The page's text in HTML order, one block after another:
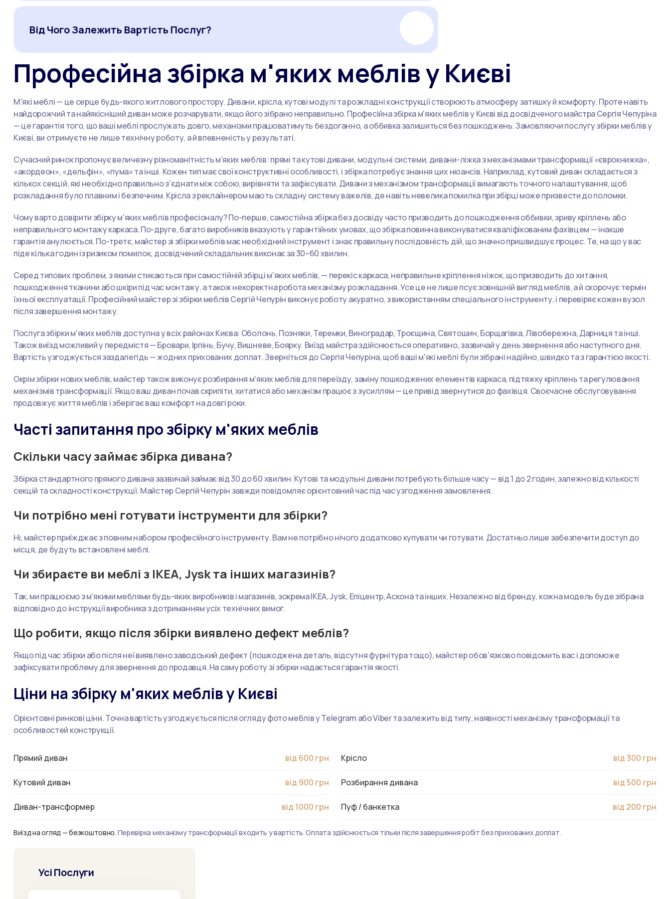
Від Чого Залежить Вартість Послуг?
Професійна збірка м'яких меблів у Києві
М'які меблі — це серце будь-якого житлового простору. Дивани, крісла, кутові модулі та розкладні конструкції створюють атмосферу затишку й комфорту. Проте навіть
найдорожчий та найякісніший диван може розчарувати, якщо його зібрано неправильно. Професійна збірка м'яких меблів у Києві від досвідченого майстра Сергія Чепуріна
— це гарантія того, що ваші меблі прослужать довго, механізми працюватимуть бездоганно, а оббивка залишиться без пошкоджень. Замовляючи послугу збірки меблів у
Києві, ви отримуєте не лише технічну роботу, а й впевненість у результаті.
Сучасний ринок пропонує величезну різноманітність м'яких меблів: прямі та кутові дивани, модульні системи, дивани-ліжка з механізмами трансформації «єврокнижка»,
«акордеон», «дельфін», «пума» та інші. Кожен тип має свої конструктивні особливості, і збірка потребує знання цих нюансів. Наприклад, кутовий диван складається з
кількох секцій, які необхідно правильно з'єднати між собою, вирівняти та зафіксувати. Дивани з механізмом трансформації вимагають точного налаштування, щоб
розкладання було плавним і безпечним. Крісла з реклайнером мають складну систему важелів, де навіть невелика помилка при збірці може призвести до поломки.
Чому варто довірити збірку м'яких меблів професіоналу? По-перше, самостійна збірка без досвіду часто призводить до пошкодження оббивки, зриву кріплень або
неправильного монтажу каркаса. По-друге, багато виробників вказують у гарантійних умовах, що збірка повинна виконуватися кваліфікованим фахівцем — інакше
гарантія анулюється. По-третє, майстер зі збірки меблів має необхідний інструмент і знає правильну послідовність дій, що значно пришвидшує процес. Те, на що у вас
піде кілька годин із ризиком помилок, досвідчений складальник виконає за 30–60 хвилин.
Серед типових проблем, з якими стикаються при самостійній збірці м'яких меблів, — перекіс каркаса, неправильне кріплення ніжок, що призводить до хитання,
пошкодження тканини або шкіри під час монтажу, а також некоректна робота механізму розкладання. Усе це не лише псує зовнішній вигляд меблів, а й скорочує термін
їхньої експлуатації. Професійний майстер зі збірки меблів Сергій Чепурін виконує роботу акуратно, з використанням спеціального інструменту, і перевіряє кожен вузол
після завершення монтажу.
Послуга збірки м'яких меблів доступна у всіх районах Києва: Оболонь, Позняки, Теремки, Виноградар, Троєщина, Святошин, Борщагівка, Лівобережна, Дарниця та інші.
Також виїзд можливий у передмістя — Бровари, Ірпінь, Бучу, Вишневе, Боярку. Виїзд майстра здійснюється оперативно, зазвичай у день звернення або наступного дня.
Вартість узгоджується заздалегідь — жодних прихованих доплат. Зверніться до Сергія Чепуріна, щоб ваші м'які меблі були зібрані надійно, швидко та з гарантією якості.
Окрім збірки нових меблів, майстер також виконує розбирання м'яких меблів для переїзду, заміну пошкоджених елементів каркаса, підтяжку кріплень та регулювання
механізмів трансформації. Якщо ваш диван почав скрипіти, хитатися або механізм працює з зусиллям — це привід звернутися до фахівця. Своєчасне обслуговування
продовжує життя меблів і зберігає ваш комфорт на довгі роки.
Часті запитання про збірку м'яких меблів
Скільки часу займає збірка дивана?
Збірка стандартного прямого дивана зазвичай займає від 30 до 60 хвилин. Кутові та модульні дивани потребують більше часу — від 1 до 2 годин, залежно від кількості
секцій та складності конструкції. Майстер Сергій Чепурін завжди повідомляє орієнтовний час під час узгодження замовлення.
Чи потрібно мені готувати інструменти для збірки?
Ні, майстер приїжджає з повним набором професійного інструменту. Вам не потрібно нічого додатково купувати чи готувати. Достатньо лише забезпечити доступ до
місця, де будуть встановлені меблі.
Чи збираєте ви меблі з IKEA, Jysk та інших магазинів?
Так, ми працюємо з м'якими меблями будь-яких виробників і магазинів, зокрема IKEA, Jysk, Епіцентр, Аскона та інших. Незалежно від бренду, кожна модель буде зібрана
відповідно до інструкції виробника з дотриманням усіх технічних вимог.
Що робити, якщо після збірки виявлено дефект меблів?
Якщо під час збірки або після неї виявлено заводський дефект (пошкоджена деталь, відсутня фурнітура тощо), майстер обов'язково повідомить вас і допоможе
зафіксувати проблему для звернення до продавця. На саму роботу зі збірки надається гарантія якості.
Ціни на збірку м'яких меблів у Києві
Орієнтовні ринкові ціни. Точна вартість узгоджується після огляду фото меблів у Telegram або Viber та залежить від типу, наявності механізму трансформації та
особливостей конструкції.
Прямий диван від 600 грн
Кутовий диван від 900 грн
Диван-трансформер від 1000 грн
Крісло від 300 грн
Розбирання дивана від 500 грн
Пуф / банкетка від 200 грн
Виїзд на огляд — безкоштовно. Перевірка механізму трансформації входить у вартість. Оплата здійснюється тільки після завершення робіт без прихованих доплат.
Усі Послуги